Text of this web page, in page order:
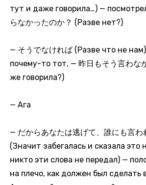
тут и даже говорила…) —
らなかったのか？ (Разве нет?)
— そうでなければ (Разве что не
почему-то тот, — 昨日もそう言わな
же говорила?)
— Ага
— だからあなたは逃げて、誰にも言わ
(Значит забегалась и сказала это
никто эти слова не передал) —
на плечо, как должен был сделать